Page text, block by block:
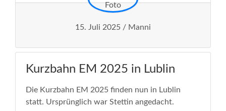
15. Juli 2025 / Manni
Kurzbahn EM 2025 in Lublin
Die Kurzbahn EM 2025 finden nun in Lublin
statt. Ursprünglich war Stettin angedacht.